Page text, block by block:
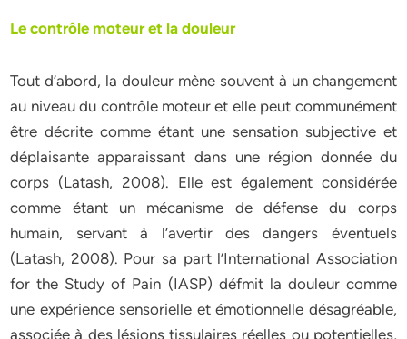
Le contrôle moteur et la douleur
Tout d’abord, la douleur mène souvent à un changement
au niveau du contrôle moteur et elle peut communément
être décrite comme étant une sensation subjective et
déplaisante apparaissant dans une région donnée du
corps (Latash, 2008). Elle est également considérée
comme étant un mécanisme de défense du corps
humain, servant à l’avertir des dangers éventuels
(Latash, 2008). Pour sa part l’International Association
for the Study of Pain (IASP) défmit la douleur comme
une expérience sensorielle et émotionnelle désagréable,
associée à des lésions tissulaires réelles ou potentielles,